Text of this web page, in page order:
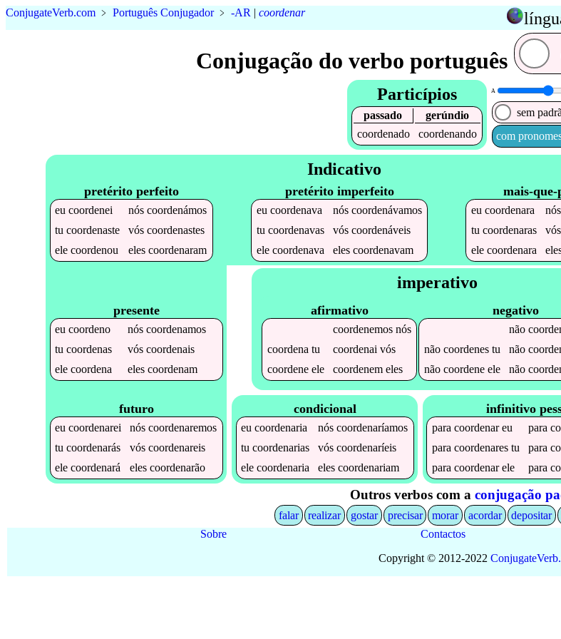
ConjugateVerb.com ﹥ Português Conjugador﹥ -AR | coordenar
Conjugação do verbo português
Particípios
passado
gerúndio
coordenado
coordenando
A
sem
com
Indicativo
pretérito perfeito
eucoordenei nóscoordenámos
tucoordenaste vóscoordenastes
elecoordenou elescoordenaram
pretérito imperfeito
eu coordenava nós coordenávamos
tu coordenavas vós coordenáveis
ele coordenava eles coordenavam
mais-
eucoordenara
tucoordenaras
elecoordenara
presente
eucoordeno nóscoordenamos
tucoordenas vóscoordenais
elecoordena elescoordenam
futuro
eucoordenarei nóscoordenaremos
tucoordenarás vóscoordenareis
elecoordenará elescoordenarão
imperativo
afirmativo
coordenemosnós
coordena tu coordenai vós
coordeneele coordenemeles
negativo
não
não coordenestu não
não coordeneele não
condicional
eucoordenaria nóscoordenaríamos
tucoordenarias vóscoordenaríeis
elecoordenaria elescoordenariam
infinitivo
paracoordenareu para
paracoordenares tu para
paracoordenarele para
Outros verbos com a conjugação
falar realizar gostar precisar morar acordar depositar
Sobre
Contactos
Copyright © 2012-2022 ConjugateVerb.